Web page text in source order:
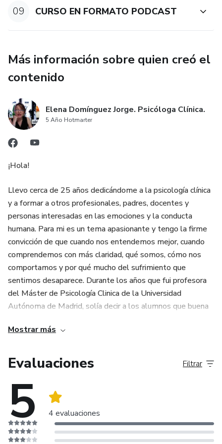
09 CURSO EN FORMATO PODCAST
Más información sobre quien creó el
contenido
Elena Domínguez Jorge. Psicóloga Clínica.
5 Año Hotmarter
¡Hola!
Llevo cerca de 25 años dedicándome a la psicología clínica
y a formar a otros profesionales, padres, docentes y
personas interesadas en las emociones y la conducta
humana. Para mi es un tema apasionante y tengo la firme
convicción de que cuando nos entendemos mejor, cuando
comprendemos con más claridad, qué somos, cómo nos
comportamos y por qué mucho del sufrimiento que
sentimos desaparece. Durante los años que fui profesora
del Máster de Psicología Clinica de la Universidad
Autónoma de Madrid, solía decir a los alumnos que buena
en enseñar a una persona normal qué es una persona
psicoeducación y de lo esencial que resulta tener un buen
modelo científico, basado en la investigación y la evidencia
para ayudar a mejorar la vida de las personas. La formación
que ofreceré en mis cursos obedece a esa motivación;
divulgar conocimientos sólidos y estrategias y habilidades
concretas que te ayuden a vivir mejor. Me nutro de la
psicología Cognitivo-Conductual, la que ha conseguido
Mostrar más
Evaluaciones
5 4 evaluaciones
Filtrar